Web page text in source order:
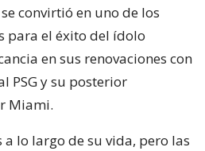
convirtió en uno de los
para el éxito del ídolo
en sus renovaciones con
PSG y su posterior
Miami.
a lo largo de su vida, pero las